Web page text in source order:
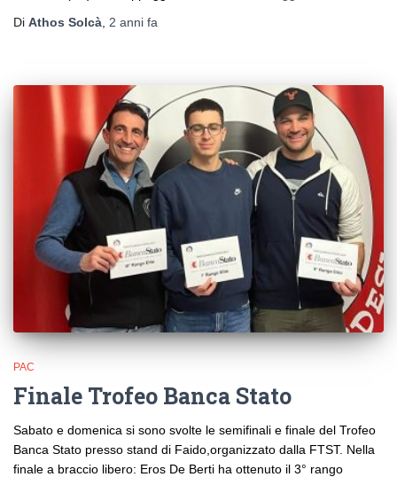
Di Athos Solcà, 2 anni fa
PAC
Finale Trofeo Banca Stato
Sabato e domenica si sono svolte le semifinali e finale del Trofeo
Banca Stato presso stand di Faido,organizzato dalla FTST. Nella
finale a braccio libero: Eros De Berti ha ottenuto il 3° rango